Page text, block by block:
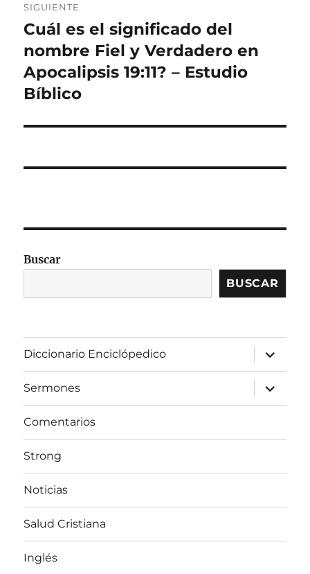
SIGUIENTE
Entrada
siguiente:
Cuál es el significado del
nombre Fiel y Verdadero en
Apocalipsis 19:11? – Estudio
Bíblico
Buscar
BUSCAR
Diccionario Enciclópedico
expandir
el
menú
inferior
Sermones
expandir
el
menú
Comentarios
Strong
Noticias
Salud Cristiana
Inglés